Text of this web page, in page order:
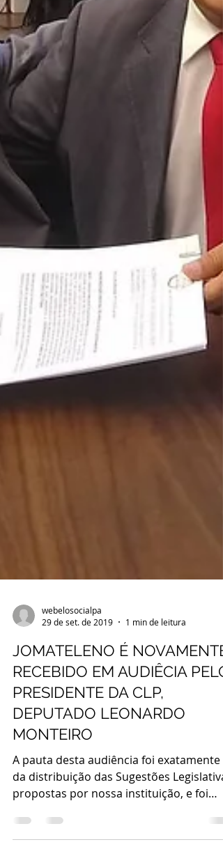
webelosocialpa
29 de set. de 2019
1 min de leitura
JOMATELENO É NOVAMENTE
RECEBIDO EM AUDIÊCIA PELO
PRESIDENTE DA CLP,
MONTEIRO
A pauta desta audiência foi exatamente
propostas por nossa instituição, e foi
totalmente...